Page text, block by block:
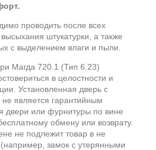
проводить после всех
штукатурки, а также
с выделением влаги и пыли.
Магда 720.1 (Тип 6.23)
в целостности и
Установленная дверь с
является гарантийным
двери или фурнитуры по вине
обмену или возврату.
не подлежит товар в не
замок с утерянными